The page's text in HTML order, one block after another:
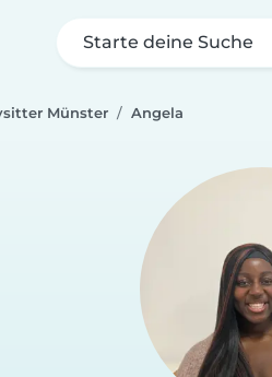
Starte deine Suche
Münster Angela